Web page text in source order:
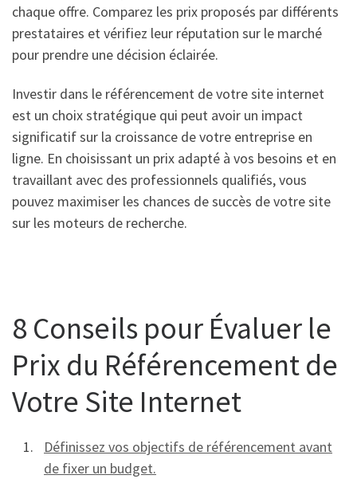
chaque offre. Comparez les prix proposés par différents
prestataires et vérifiez leur réputation sur le marché
pour prendre une décision éclairée.
Investir dans le référencement de votre site internet
est un choix stratégique qui peut avoir un impact
significatif sur la croissance de votre entreprise en
ligne. En choisissant un prix adapté à vos besoins et en
travaillant avec des professionnels qualifiés, vous
pouvez maximiser les chances de succès de votre site
sur les moteurs de recherche.
8 Conseils pour Évaluer le
Prix du Référencement de
Votre Site Internet
Définissez vos objectifs de référencement avant
de fixer un budget.